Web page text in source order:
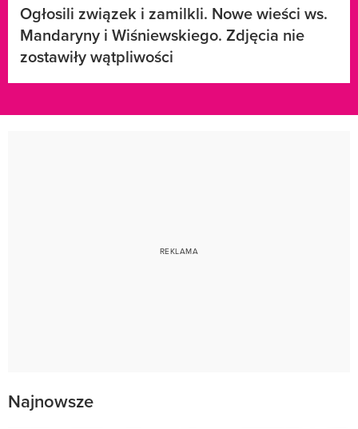
Ogłosili związek i zamilkli. Nowe wieści ws.
Mandaryny i Wiśniewskiego. Zdjęcia nie
zostawiły wątpliwości
Najnowsze